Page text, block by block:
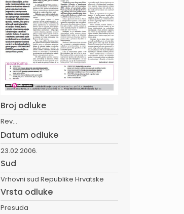
Broj odluke
Rev...
Datum odluke
23.02.2006.
Sud
Vrhovni sud Republike Hrvatske
Vrsta odluke
Presuda